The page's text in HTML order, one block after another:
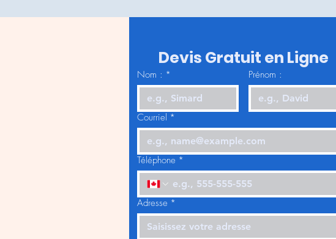
Devis Gratuit en Ligne
Nom : * Prénom :
Courriel *
Téléphone *
Adresse *